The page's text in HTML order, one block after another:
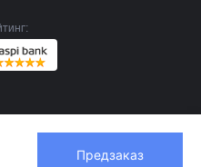
Предзаказ
120140015907